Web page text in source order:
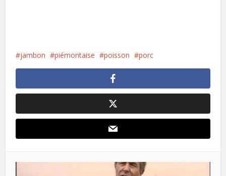
jambon piémontaise poisson porc